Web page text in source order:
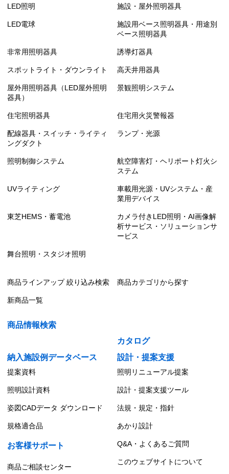
LED照明 施設・屋外照明器具
LED電球
施設用ベース照明器具・用途別
ベース照明器具
非常用照明器具 誘導灯器具
スポットライト・ダウンライト 高天井用器具
屋外用照明器具（LED屋外照明
器具）
景観照明システム
住宅照明器具 住宅用火災警報器
配線器具・スイッチ・ライティ
ングダクト
ランプ・光源
照明制御システム
航空障害灯・ヘリポート灯火シ
ステム
UVライティング
車載用光源・UVシステム・産
業用デバイス
東芝HEMS・蓄電池
カメラ付きLED照明・AI画像解
析サービス・ソリューションサ
ービス
舞台照明・スタジオ照明
商品ラインアップ 絞り込み検索 商品カテゴリから探す
新商品一覧
商品情報検索
カタログ
納入施設例データベース
設計・提案支援
提案資料 照明リニューアル提案
照明設計資料 設計・提案支援ツール
姿図CADデータ ダウンロード 法規・規定・指針
規格適合品 あかり設計
お客様サポート Q&A・よくあるご質問
商品ご相談センター
このウェブサイトについて